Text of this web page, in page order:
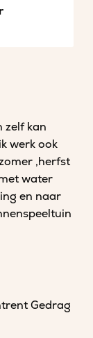
zelf kan
werk ook
,herfst
water
en naar
Gedrag